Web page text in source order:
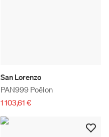
San Lorenzo
PAN999 Poêlon
1 103,61 €